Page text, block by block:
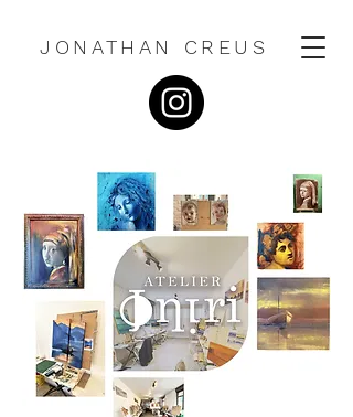
JONATHAN CREUS